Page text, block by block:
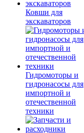
Ковши для
экскаваторов
Гидромоторы и
гидронасосы для
импортной и
отечественной
техники